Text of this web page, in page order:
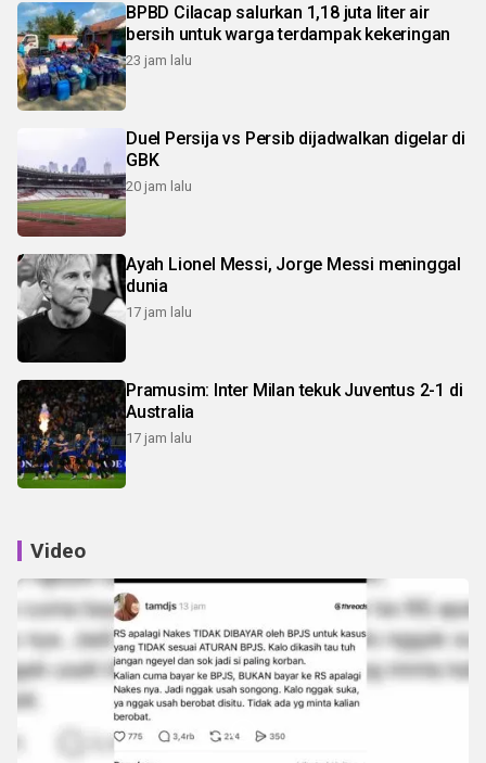
BPBD Cilacap salurkan 1,18 juta liter air
bersih untuk warga terdampak kekeringan
23 jam lalu
Duel Persija vs Persib dijadwalkan digelar di
GBK
20 jam lalu
Ayah Lionel Messi, Jorge Messi meninggal
dunia
17 jam lalu
Pramusim: Inter Milan tekuk Juventus 2-1 di
Australia
17 jam lalu
Video